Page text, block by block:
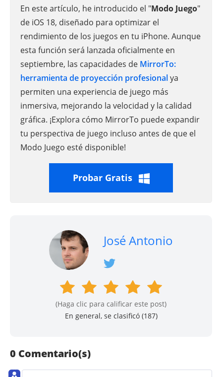
En este artículo, he introducido el "Modo Juego"
de iOS 18, diseñado para optimizar el
rendimiento de los juegos en tu iPhone. Aunque
esta función será lanzada oficialmente en
septiembre, las capacidades de MirrorTo:
herramienta de proyección profesionalya
permiten una experiencia de juego más
inmersiva, mejorando la velocidad y la calidad
gráfica. ¡Explora cómo MirrorTo puede expandir
tu perspectiva de juego incluso antes de que el
Modo Juego esté disponible!
Probar Gratis
José Antonio
(Haga clic para calificar este post)
En general, se clasificó (187)
0 Comentario(s)